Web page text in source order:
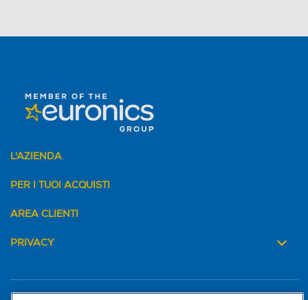
L'AZIENDA
PER I TUOI ACQUISTI
AREA CLIENTI
PRIVACY